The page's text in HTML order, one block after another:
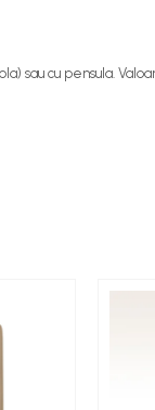
sau cu pensula.